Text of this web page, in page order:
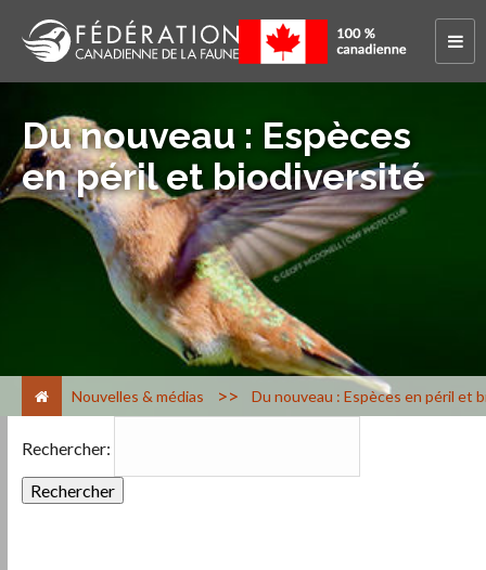
Du nouveau : Espèces
en péril et biodiversité
Nouvelles & médias > Du nouveau : Espèces en péril et
Rechercher: